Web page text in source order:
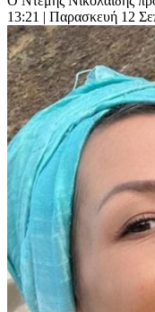
13:21 | Παρασκευή 12